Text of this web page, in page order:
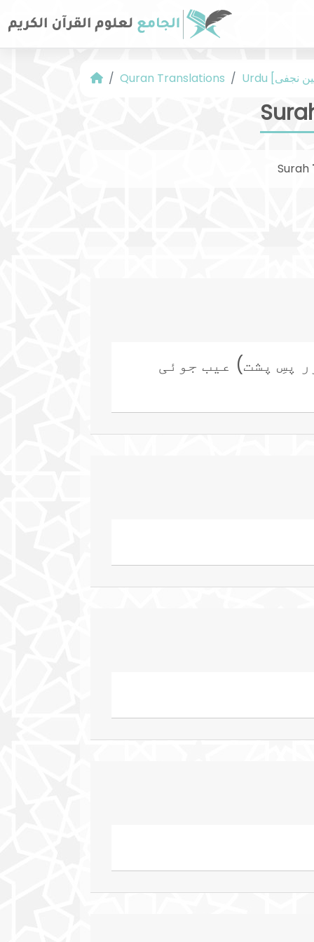
Quran Translations
Surah
پسِ پشت) عیب جوئی